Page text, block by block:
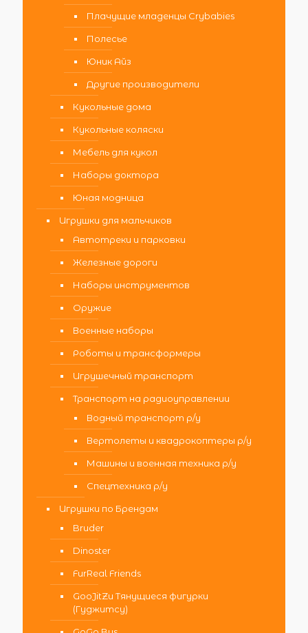
Плачущие младенцы Crybabies
Полесье
Юник Айз
Другие производители
Кукольные дома
Кукольные коляски
Мебель для кукол
Наборы доктора
Юная модница
Игрушки для мальчиков
Автотреки и парковки
Железные дороги
Наборы инструментов
Оружие
Военные наборы
Роботы и трансформеры
Игрушечный транспорт
Транспорт на радиоуправлении
Водный транспорт р/у
Вертолеты и квадрокоптеры р/у
Машины и военная техника р/у
Спецтехника р/у
Игрушки по Брендам
Bruder
Dinoster
FurReal Friends
GooJitZu Тянущиеся фигурки
(Гуджитсу)